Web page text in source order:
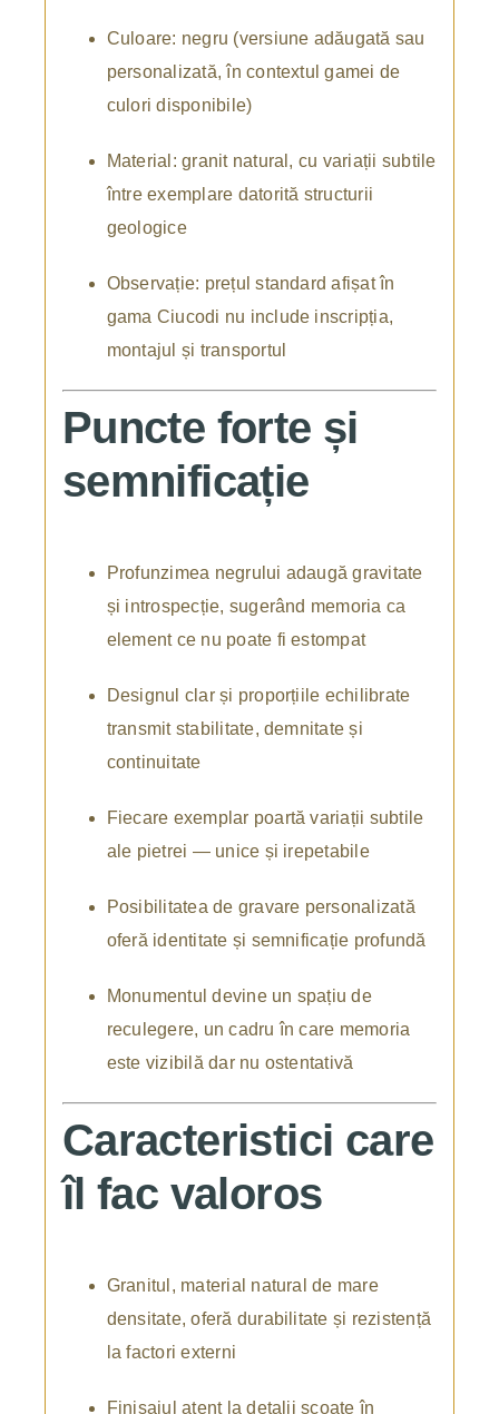
Culoare: negru (versiune adăugată sau
personalizată, în contextul gamei de
culori disponibile)
Material: granit natural, cu variații subtile
între exemplare datorită structurii
geologice
Observație: prețul standard afișat în
gama Ciucodi nu include inscripția,
montajul și transportul
Puncte forte și
semnificație
Profunzimea negrului adaugă gravitate
și introspecție, sugerând memoria ca
element ce nu poate fi estompat
Designul clar și proporțiile echilibrate
transmit stabilitate, demnitate și
continuitate
Fiecare exemplar poartă variații subtile
ale pietrei — unice și irepetabile
Posibilitatea de gravare personalizată
oferă identitate și semnificație profundă
Monumentul devine un spațiu de
reculegere, un cadru în care memoria
este vizibilă dar nu ostentativă
Caracteristici care
îl fac valoros
Granitul, material natural de mare
densitate, oferă durabilitate și rezistență
la factori externi
Finisajul atent la detalii scoate în